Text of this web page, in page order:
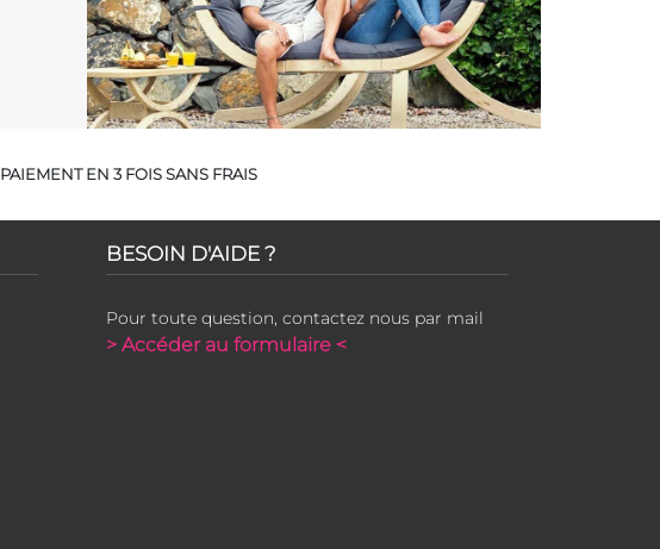
PAIEMENT EN 3 FOIS SANS FRAIS
BESOIN D'AIDE ?
Pour toute question, contactez nous par mail
> Accéder au formulaire <